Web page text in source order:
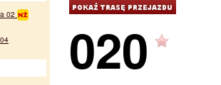
020
02